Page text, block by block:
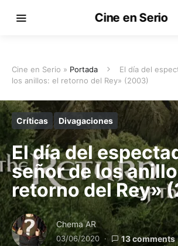
Cine en Serio
Cine en Serio » Portada
El día del
los anillos: el retorno del Rey» (2003)
Críticas Divagaciones
El día del
señor de los
retorno del Rey»
Chema AR
03/06/2020 13 comments